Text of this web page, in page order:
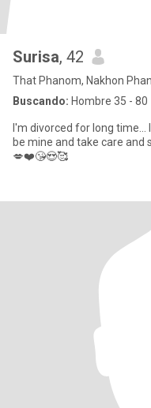
Surisa, 42
That Phanom, Nakhon
Buscando: Hombre 35 - 80
I'm divorced for long time...
be mine and take care and
💋❤️😘😍🥰